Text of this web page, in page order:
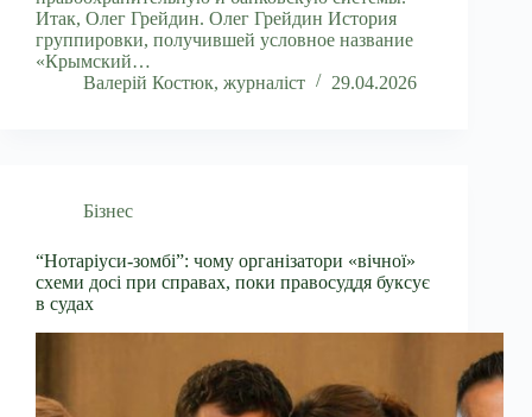
Итак, Олег Грейдин. Олег Грейдин История
группировки, получившей условное название
«Крымский…
Валерій Костюк, журналіст
29.04.2026
Бізнес
“Нотаріуси-зомбі”: чому організатори «вічної»
схеми досі при справах, поки правосуддя буксує
в судах